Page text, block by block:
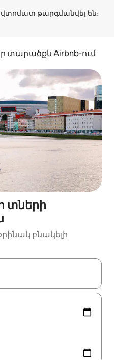
տարածքն Airbnb-ում
տների
բնակելի
լինեն, սլաքների